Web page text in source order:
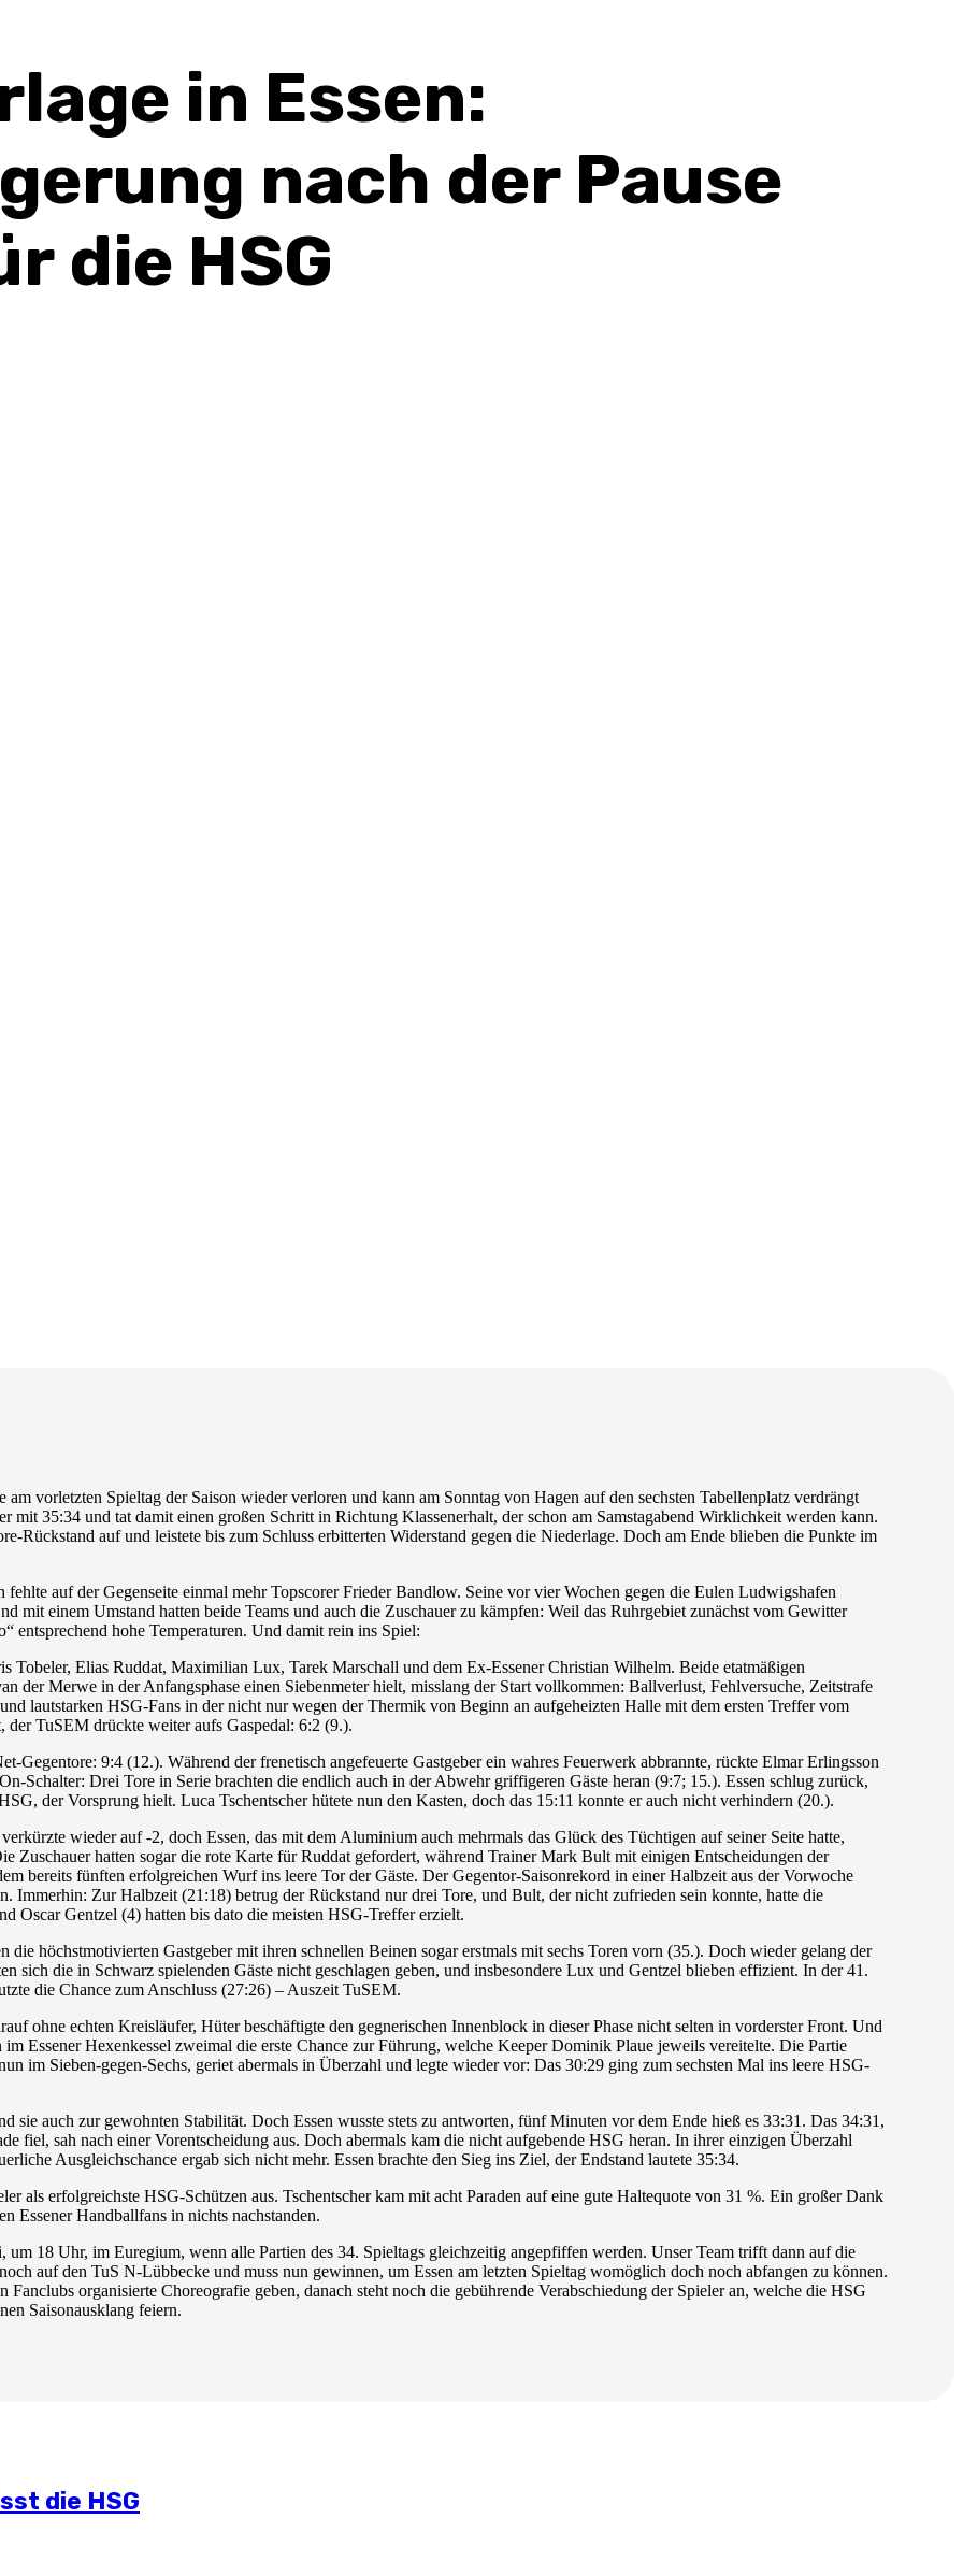
in Essen:
nach der Pause
die HSG
vorletzten Spieltag der Saison wieder verloren und kann am Sonntag von Hagen auf den sechsten Tabellenplatz verdrängt
mit 35:34 und tat damit einen großen Schritt in Richtung Klassenerhalt, der schon am Samstagabend Wirklichkeit werden kann.
Rückstand auf und leistete bis zum Schluss erbitterten Widerstand gegen die Niederlage. Doch am Ende blieben die Punkte im
auf der Gegenseite einmal mehr Topscorer Frieder Bandlow. Seine vor vier Wochen gegen die Eulen Ludwigshafen
mit einem Umstand hatten beide Teams und auch die Zuschauer zu kämpfen: Weil das Ruhrgebiet zunächst vom Gewitter
entsprechend hohe Temperaturen. Und damit rein ins Spiel:
Tobeler, Elias Ruddat, Maximilian Lux, Tarek Marschall und dem Ex-Essener Christian Wilhelm. Beide etatmäßigen
der Merwe in der Anfangsphase einen Siebenmeter hielt, misslang der Start vollkommen: Ballverlust, Fehlversuche, Zeitstrafe
lautstarken HSG-Fans in der nicht nur wegen der Thermik von Beginn an aufgeheizten Halle mit dem ersten Treffer vom
der TuSEM drückte weiter aufs Gaspedal: 6:2 (9.).
Gegentore: 9:4 (12.). Während der frenetisch angefeuerte Gastgeber ein wahres Feuerwerk abbrannte, rückte Elmar Erlingsson
Schalter: Drei Tore in Serie brachten die endlich auch in der Abwehr griffigeren Gäste heran (9:7; 15.). Essen schlug zurück,
der Vorsprung hielt. Luca Tschentscher hütete nun den Kasten, doch das 15:11 konnte er auch nicht verhindern (20.).
wieder auf -2, doch Essen, das mit dem Aluminium auch mehrmals das Glück des Tüchtigen auf seiner Seite hatte,
Zuschauer hatten sogar die rote Karte für Ruddat gefordert, während Trainer Mark Bult mit einigen Entscheidungen der
bereits fünften erfolgreichen Wurf ins leere Tor der Gäste. Der Gegentor-Saisonrekord in einer Halbzeit aus der Vorwoche
Immerhin: Zur Halbzeit (21:18) betrug der Rückstand nur drei Tore, und Bult, der nicht zufrieden sein konnte, hatte die
Oscar Gentzel (4) hatten bis dato die meisten HSG-Treffer erzielt.
höchstmotivierten Gastgeber mit ihren schnellen Beinen sogar erstmals mit sechs Toren vorn (35.). Doch wieder gelang der
die in Schwarz spielenden Gäste nicht geschlagen geben, und insbesondere Lux und Gentzel blieben effizient. In der 41.
die Chance zum Anschluss (27:26) – Auszeit TuSEM.
ohne echten Kreisläufer, Hüter beschäftigte den gegnerischen Innenblock in dieser Phase nicht selten in vorderster Front. Und
Essener Hexenkessel zweimal die erste Chance zur Führung, welche Keeper Dominik Plaue jeweils vereitelte. Die Partie
im Sieben-gegen-Sechs, geriet abermals in Überzahl und legte wieder vor: Das 30:29 ging zum sechsten Mal ins leere HSG-
sie auch zur gewohnten Stabilität. Doch Essen wusste stets zu antworten, fünf Minuten vor dem Ende hieß es 33:31. Das 34:31,
fiel, sah nach einer Vorentscheidung aus. Doch abermals kam die nicht aufgebende HSG heran. In ihrer einzigen Überzahl
Ausgleichschance ergab sich nicht mehr. Essen brachte den Sieg ins Ziel, der Endstand lautete 35:34.
als erfolgreichste HSG-Schützen aus. Tschentscher kam mit acht Paraden auf eine gute Haltequote von 31 %. Ein großer Dank
Essener Handballfans in nichts nachstanden.
um 18 Uhr, im Euregium, wenn alle Partien des 34. Spieltags gleichzeitig angepfiffen werden. Unser Team trifft dann auf die
auf den TuS N-Lübbecke und muss nun gewinnen, um Essen am letzten Spieltag womöglich doch noch abfangen zu können.
organisierte Choreografie geben, danach steht noch die gebührende Verabschiedung der Spieler an, welche die HSG
Saisonausklang feiern.
Situation
Öffentlichkeitsarbeit
die HSG